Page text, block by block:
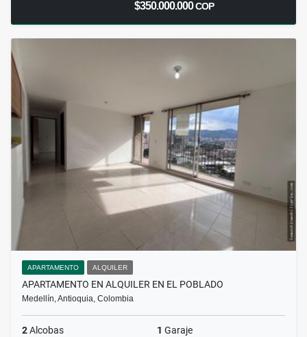
$350.000.000COP
APARTAMENTO ALQUILER
APARTAMENTO EN ALQUILER EN EL POBLADO
Medellín, Antioquia, Colombia
2Alcobas 1 Garaje